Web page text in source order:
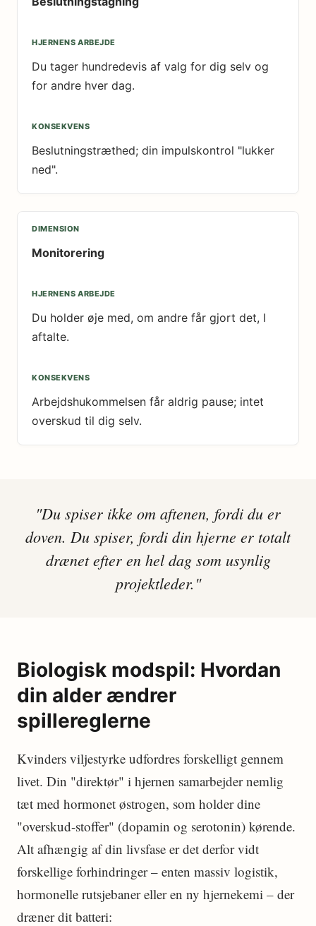
Du tager hundredevis af valg for dig selv og
for andre hver dag.
Beslutningstræthed; din impulskontrol "lukker
ned".
Monitorering
Du holder øje med, om andre får gjort det, I
aftalte.
Arbejdshukommelsen får aldrig pause; intet
overskud til dig selv.
"Du spiser ikke om aftenen, fordi du er
doven. Du spiser, fordi din hjerne er totalt
drænet efter en hel dag som usynlig
projektleder."
Biologisk modspil: Hvordan
din alder ændrer
spillereglerne
Kvinders viljestyrke udfordres forskelligt gennem
livet. Din "direktør" i hjernen samarbejder nemlig
tæt med hormonet østrogen, som holder dine
"overskud-stoffer" (dopamin og serotonin) kørende.
Alt afhængig af din livsfase er det derfor vidt
forskellige forhindringer – enten massiv logistik,
hormonelle rutsjebaner eller en ny hjernekemi – der
dræner dit batteri: